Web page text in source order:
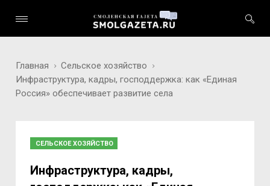
Главная
Сельское хозяйство
Инфраструктура, кадры, господдержка: как «Единая
Россия» обеспечивает развитие села
СЕЛЬСКОЕ ХОЗЯЙСТВО
Инфраструктура, кадры,